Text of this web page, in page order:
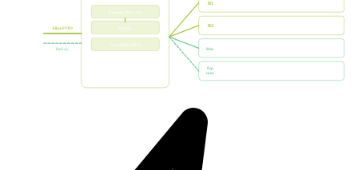
Fibre FTTO
Backup
Routeur / Pare-feu
Switchs
Contrôleur Wi-Fi
B1
B2
Réu.
Esp.
com.